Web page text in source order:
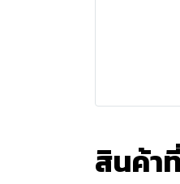
สินค้า